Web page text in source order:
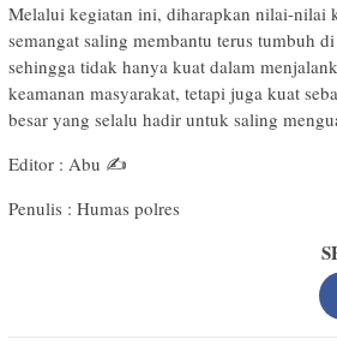
Melalui kegiatan ini, diharapkan nilai-nilai
semangat saling membantu terus tumbuh
sehingga tidak hanya kuat dalam
keamanan masyarakat, tetapi juga kuat
besar yang selalu hadir untuk saling
Editor : Abu ✍️
Penulis : Humas polres